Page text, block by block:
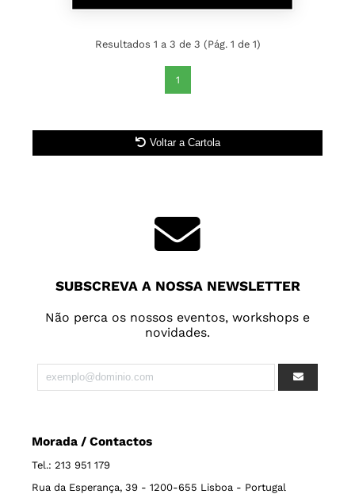
Resultados 1 a 3 de 3 (Pág. 1 de 1)
1
Voltar a Cartola
SUBSCREVA A NOSSA NEWSLETTER
Não perca os nossos eventos, workshops e
novidades.
Morada / Contactos
Tel.: 213 951 179
Rua da Esperança, 39 - 1200-655 Lisboa - Portugal